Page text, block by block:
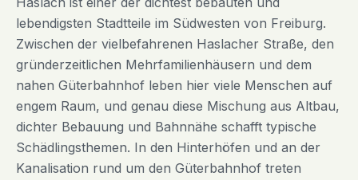
lebendigsten Stadtteile im Südwesten von Freiburg.
Zwischen der vielbefahrenen Haslacher Straße, den
gründerzeitlichen Mehrfamilienhäusern und dem
nahen Güterbahnhof leben hier viele Menschen auf
engem Raum, und genau diese Mischung aus Altbau,
dichter Bebauung und Bahnnähe schafft typische
Schädlingsthemen. In den Hinterhöfen und an der
Kanalisation rund um den Güterbahnhof treten